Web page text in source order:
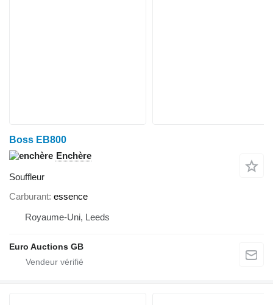
Boss EB800
Enchère
Souffleur
Carburant essence
Royaume-Uni, Leeds
Euro Auctions GB